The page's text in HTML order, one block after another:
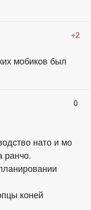
+2
мобиков был
0
нато и мо
ранчо.
коней